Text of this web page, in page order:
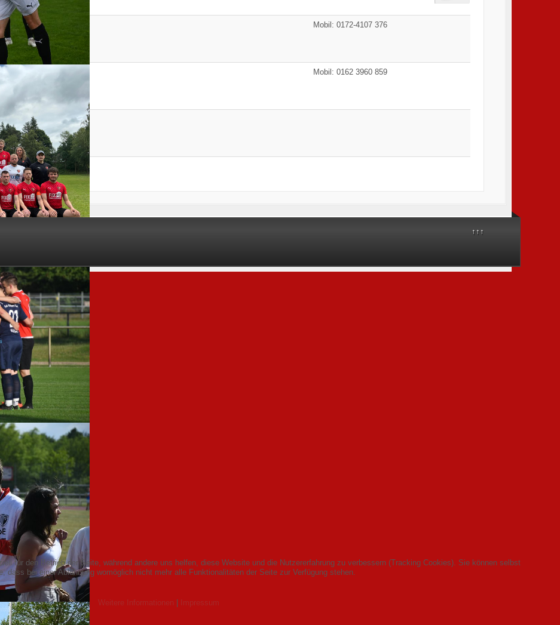
Mobil: 0172-4107 376
Mobil: 0162 3960 859
↑↑↑
für den Betrieb der Seite, während andere uns helfen, diese Website und die Nutzererfahrung zu verbessern (Tracking Cookies). Sie können selbst
bei einer Ablehnung womöglich nicht mehr alle Funktionalitäten der Seite zur Verfügung stehen.
Weitere Informationen | Impressum